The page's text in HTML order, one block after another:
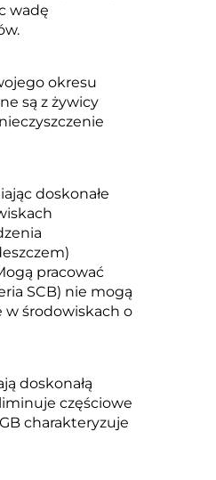
wadę
okresu
są z żywicy
doskonałe
pracować
SCB) nie mogą
w środowiskach o
doskonałą
częściowe
charakteryzuje